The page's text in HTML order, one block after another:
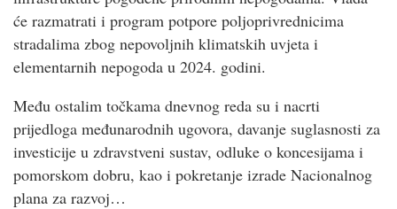
će razmatrati i program potpore poljoprivrednicima
stradalima zbog nepovoljnih klimatskih uvjeta i
elementarnih nepogoda u 2024. godini.
Među ostalim točkama dnevnog reda su i nacrti
prijedloga međunarodnih ugovora, davanje suglasnosti za
investicije u zdravstveni sustav, odluke o koncesijama i
pomorskom dobru, kao i pokretanje izrade Nacionalnog
plana za razvoj…